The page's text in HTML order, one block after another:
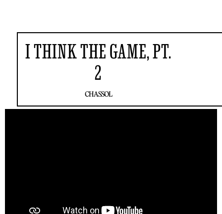
I THINK THE GAME, PT.
2
CHASSOL